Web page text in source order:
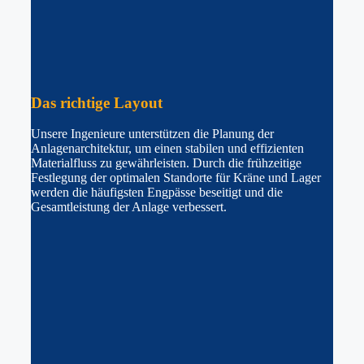
Das richtige Layout
Unsere Ingenieure unterstützen die Planung der
Anlagenarchitektur, um einen stabilen und effizienten
Materialfluss zu gewährleisten. Durch die frühzeitige
Festlegung der optimalen Standorte für Kräne und Lager
werden die häufigsten Engpässe beseitigt und die
Gesamtleistung der Anlage verbessert.